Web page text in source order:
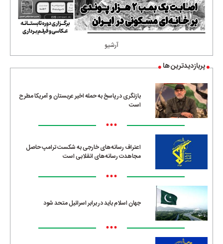
آرشیو
پربازدیدترین ها
بازنگری در پاسخ به حمله اخیر عربستان و آمریکا مطرح
است
•••
اعتراف رسانه‌های خارجی به شکست ترامپ حاصل
مجاهدت رسانه‌های انقلابی است
•••
جهان اسلام باید در برابر اسرائیل متحد شود
•••